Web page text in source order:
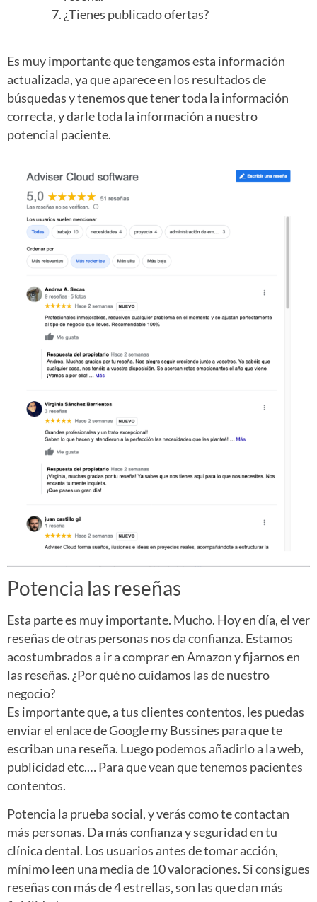
¿Tienes publicado ofertas?
Es muy importante que tengamos esta información
actualizada, ya que aparece en los resultados de
búsquedas y tenemos que tener toda la información
correcta, y darle toda la información a nuestro
potencial paciente.
Potencia las reseñas
Esta parte es muy importante. Mucho. Hoy en día, el ver
reseñas de otras personas nos da confianza. Estamos
acostumbrados a ir a comprar en Amazon y fijarnos en
las reseñas. ¿Por qué no cuidamos las de nuestro
negocio?
Es importante que, a tus clientes contentos, les puedas
enviar el enlace de Google my Bussines para que te
escriban una reseña. Luego podemos añadirlo a la web,
publicidad etc.… Para que vean que tenemos pacientes
contentos.
Potencia la prueba social, y verás como te contactan
más personas. Da más confianza y seguridad en tu
clínica dental. Los usuarios antes de tomar acción,
mínimo leen una media de 10 valoraciones. Si consigues
reseñas con más de 4 estrellas, son las que dan más